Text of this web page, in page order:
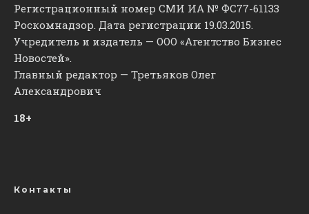
Регистрационный номер СМИ ИА № ФС77-61133
Роскомнадзор. Дата регистрации 19.03.2015.
Учредитель и издатель — ООО «Агентство Бизнес
Новостей».
Главный редактор — Третьяков Олег
Александрович
18+
Контакты